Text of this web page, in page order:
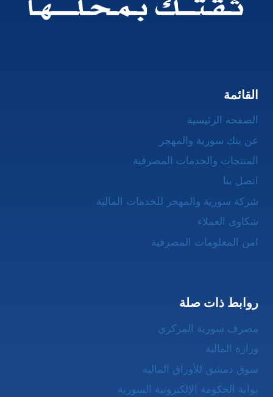
القائمة
الصفحة الرئيسية
عن بنك سورية والمهجر
المنتجات والخدمات المصرفية
اتصل بنا
شركة سورية والمهجر للخدمات المالية
شكاوى العملاء
امن المعلومات المصرفية
روابط ذات صلة
مصرف سورية المركزي
وزارة المالية
سوق دمشق للأوراق المالية
بوابة الحكومة الإلكترونية السورية